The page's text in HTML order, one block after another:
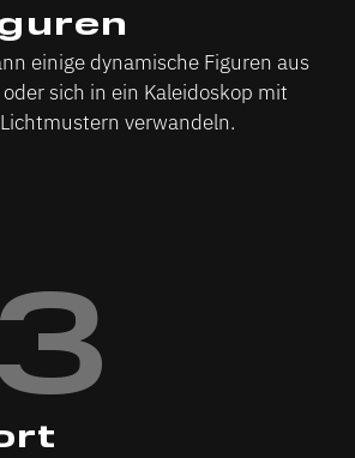
einige dynamische Figuren aus
sich in ein Kaleidoskop mit
verwandeln.